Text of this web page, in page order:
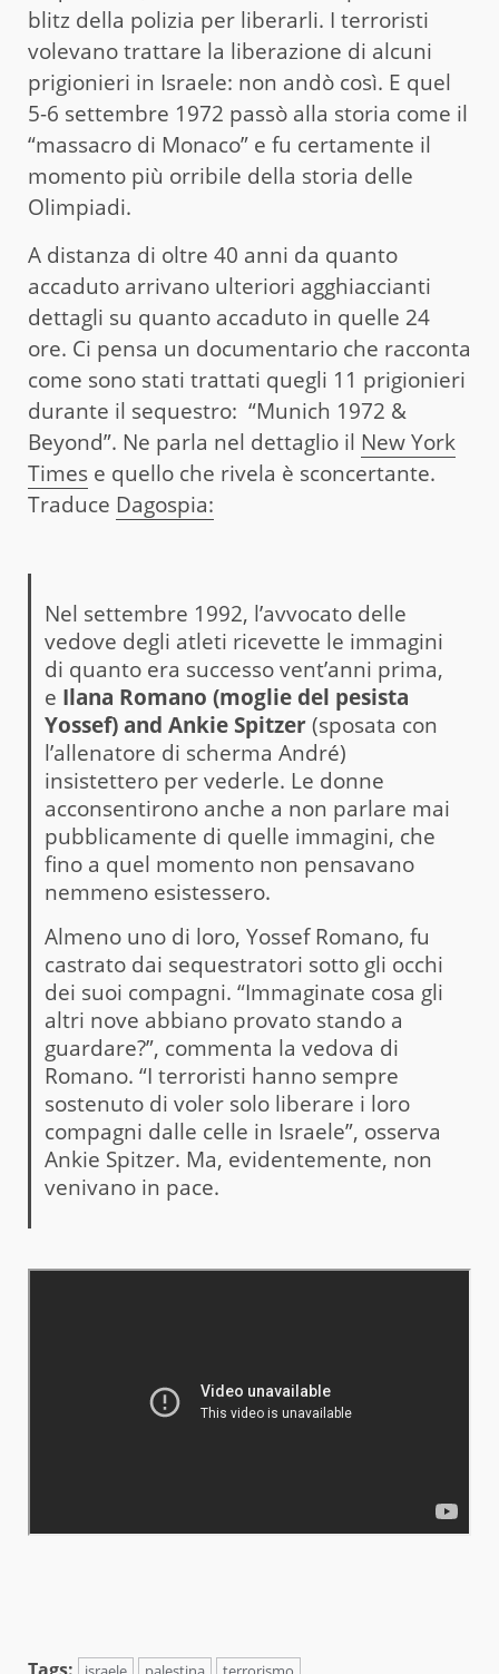
blitz della polizia per liberarli. I terroristi
volevano trattare la liberazione di alcuni
prigionieri in Israele: non andò così. E quel
5-6 settembre 1972 passò alla storia come il
“massacro di Monaco” e fu certamente il
momento più orribile della storia delle
Olimpiadi.
A distanza di oltre 40 anni da quanto
accaduto arrivano ulteriori agghiaccianti
dettagli su quanto accaduto in quelle 24
ore. Ci pensa un documentario che racconta
come sono stati trattati quegli 11 prigionieri
durante il sequestro: “Munich 1972 &
Beyond”. Ne parla nel dettaglio il New York
Times e quello che rivela è sconcertante.
Traduce Dagospia:
Nel settembre 1992, l’avvocato delle
vedove degli atleti ricevette le immagini
di quanto era successo vent’anni prima,
e Ilana Romano (moglie del pesista
Yossef) and Ankie Spitzer(sposata con
l’allenatore di scherma André)
insistettero per vederle. Le donne
acconsentirono anche a non parlare mai
pubblicamente di quelle immagini, che
fino a quel momento non pensavano
nemmeno esistessero.
Almeno uno di loro, Yossef Romano, fu
castrato dai sequestratori sotto gli occhi
dei suoi compagni. “Immaginate cosa gli
altri nove abbiano provato stando a
guardare?”, commenta la vedova di
Romano. “I terroristi hanno sempre
sostenuto di voler solo liberare i loro
compagni dalle celle in Israele”, osserva
Ankie Spitzer. Ma, evidentemente, non
venivano in pace.